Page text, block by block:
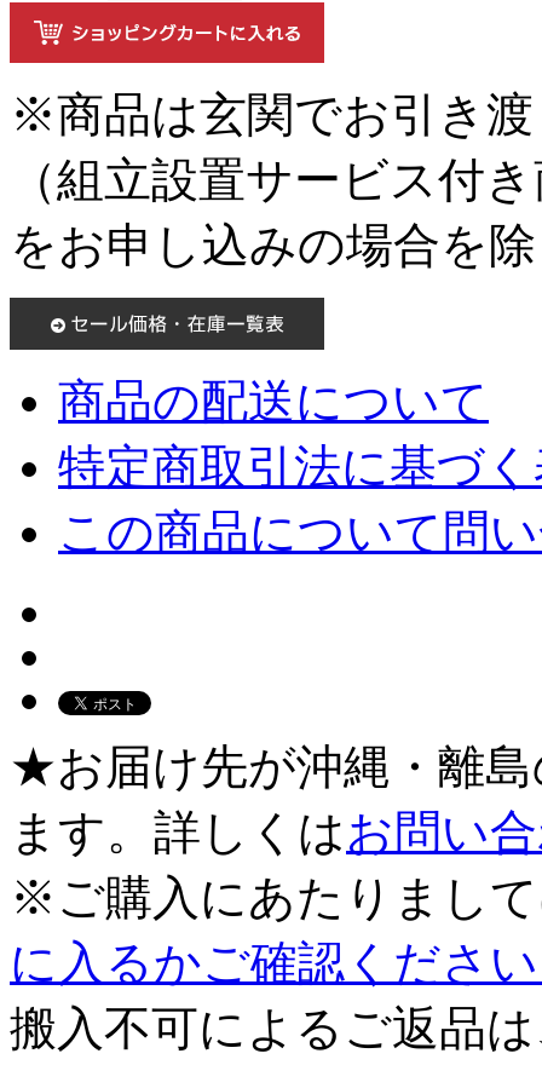
※商品は玄関でお引き
（組立設置サービス付
をお申し込みの場合を
商品の配送について
特定商取引法に基づ
この商品について問
★お届け先が沖縄・離
ます。詳しくはお問い
※ご購入にあたりまし
に入るかご確認くださ
搬入不可によるご返品